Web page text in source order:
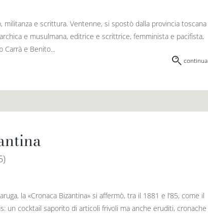
militanza e scrittura. Ventenne, si spostò dalla provincia toscana
e musulmana, editrice e scrittrice, femminista e pacifista,
Carrà e Benito...
continua
la «Cronaca Bizantina» si affermò, tra il 1881 e l’85, come il
un cocktail saporito di articoli frivoli ma anche eruditi, cronache